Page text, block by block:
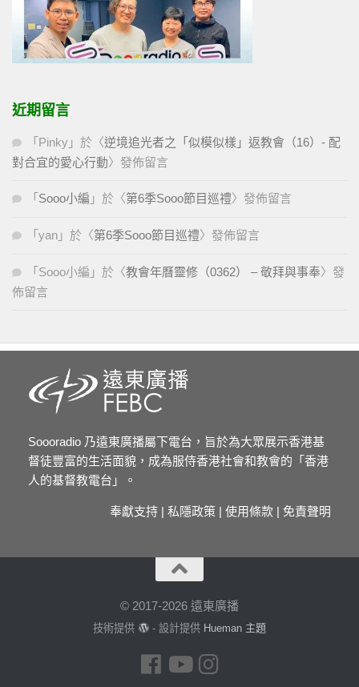
近期留言
「 Pinky 」於〈逆境追光者之「似模似樣」返教會（16）- 配
對合宜的愛心行動〉發佈留言
「 Sooo小編 」於〈第6季Sooo節目巡禮〉發佈留言
「 yan 」於〈第6季Sooo節目巡禮〉發佈留言
「 Sooo小編 」於〈教會年曆靈修（0362） – 敬拜與事奉〉發
佈留言
Soooradio 乃遠東廣播屬下電台，旨於為大眾展示香港基
督徒豐富的生活面貌，成為服侍香港社會和教會的「香港
人的基督教電台」。
奉獻支持 | 私隱政策 | 使用條款 | 免責聲明
© 2017-2026 遠東廣播
技術提供 - 設計提供 Hueman 主題